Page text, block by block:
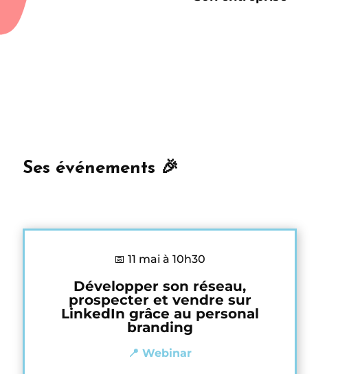
Ses événements 🎉
📅 11 mai à 10h30
Développer son réseau,
prospecter et vendre sur
LinkedIn grâce au personal
branding
📍 Webinar